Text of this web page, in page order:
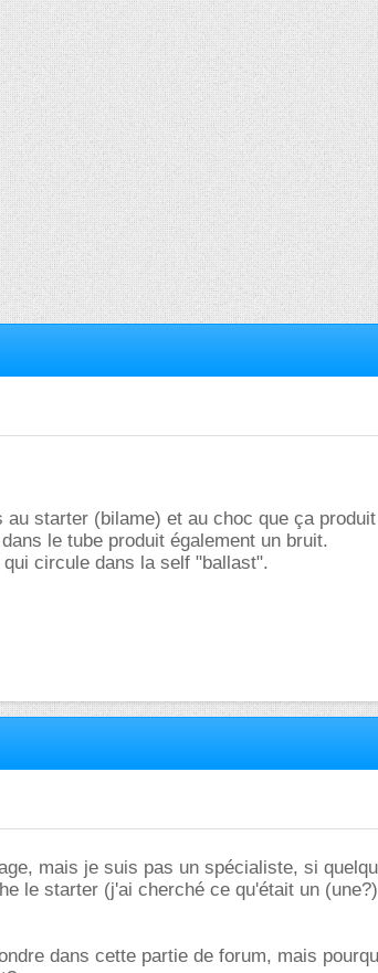
starter (bilame) et au choc que ça
le tube produit également un bruit.
circule dans la self "ballast".
mais je suis pas un spécialiste, si
le starter (j'ai cherché ce qu'était un
dans cette partie de forum, mais